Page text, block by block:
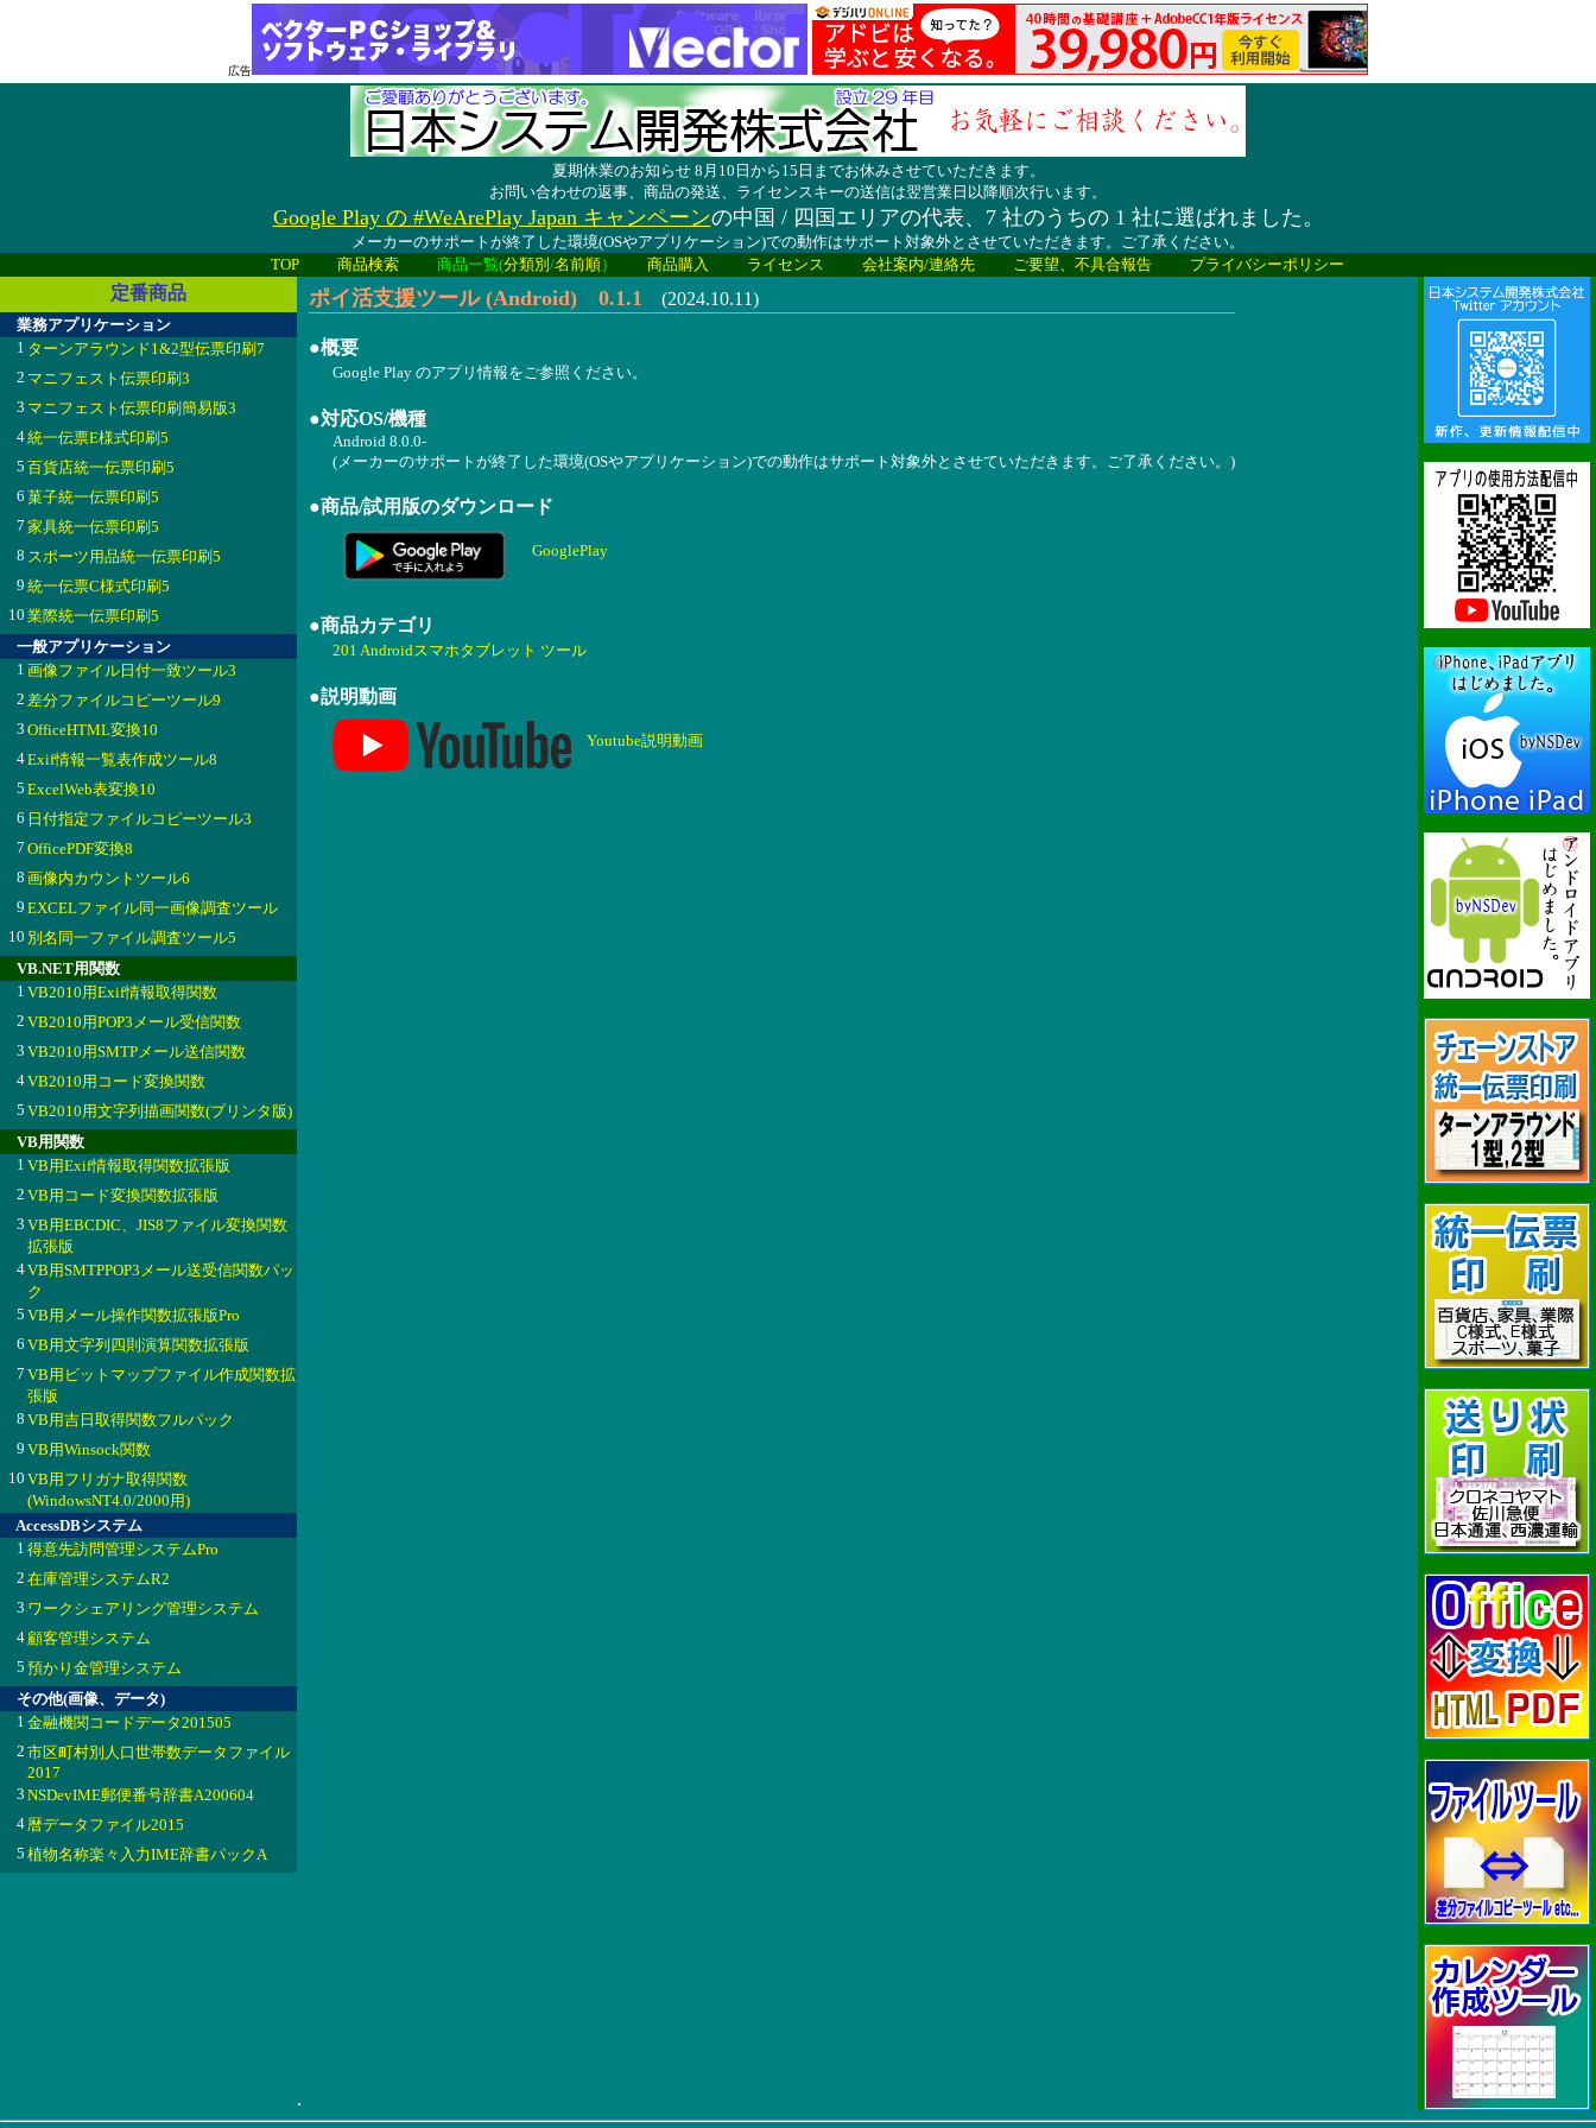
広告
夏期休業のお知らせ 8月10日から15日までお休みさせていただきます。
お問い合わせの返事、商品の発送、ライセンスキーの送信は翌営業日以降順次行います。
Google Play の #WeArePlay Japan キャンペーンの中国 / 四国エリアの代表、7 社のうちの 1 社に選ばれました。
メーカーのサポートが終了した環境(OSやアプリケーション)での動作はサポート対象外とさせていただきます。ご了承ください。
TOP
商品検索 商品一覧(分類別 /名前順） 商品購入 ライセンス 会社案内/連絡先 ご要望、不具合報告 プライバシーポリシー
定番商品
業務アプリケーション
1 ターンアラウンド1&2型伝票印刷7
2 マニフェスト伝票印刷3
3 マニフェスト伝票印刷簡易版3
4統一伝票E様式印刷5
5 百貨店統一伝票印刷5
6 菓子統一伝票印刷5
7 家具統一伝票印刷5
8 スポーツ用品統一伝票印刷5
9 統一伝票C様式印刷5
10 業際統一伝票印刷5
一般アプリケーション
1 画像ファイル日付一致ツール3
2 差分ファイルコピーツール9
3 OfficeHTML変換10
4Exif情報一覧表作成ツール8
5 ExcelWeb表変換10
6 日付指定ファイルコピーツール3
7 OfficePDF変換8
8 画像内カウントツール6
9 EXCELファイル同一画像調査ツール
10 別名同一ファイル調査ツール5
VB.NET用関数
1 VB2010用Exif情報取得関数
2 VB2010用POP3メール受信関数
3 VB2010用SMTPメール送信関数
4VB2010用コード変換関数
5 VB2010用文字列描画関数(プリンタ版)
VB用関数
1 VB用Exif情報取得関数拡張版
2 VB用コード変換関数拡張版
3 VB用EBCDIC、JIS8ファイル変換関数
拡張版
4VB用SMTPPOP3メール送受信関数パッ
ク
5 VB用メール操作関数拡張版Pro
6 VB用文字列四則演算関数拡張版
7 VB用ビットマップファイル作成関数拡
張版
8 VB用吉日取得関数フルパック
9 VB用Winsock関数
10 VB用フリガナ取得関数
(WindowsNT4.0/2000用)
AccessDBシステム
1 得意先訪問管理システムPro
2 在庫管理システムR2
3 ワークシェアリング管理システム
4顧客管理システム
5 預かり金管理システム
その他(画像、データ)
1 金融機関コードデータ201505
2 市区町村別人口世帯数データファイル
2017
3 NSDevIME郵便番号辞書A200604
4暦データファイル2015
5 植物名称楽々入力IME辞書パックA
.
ポイ活支援ツール (Android) 0.1.1 (2024.10.11)
●概要
Google Play のアプリ情報をご参照ください。
●対応OS/機種
Android 8.0.0-
(メーカーのサポートが終了した環境(OSやアプリケーション)での動作はサポート対象外とさせていただきます。ご了承ください。)
●商品/試用版のダウンロード
GooglePlay
●商品カテゴリ
201 Androidスマホタブレット ツール
●説明動画
Youtube説明動画